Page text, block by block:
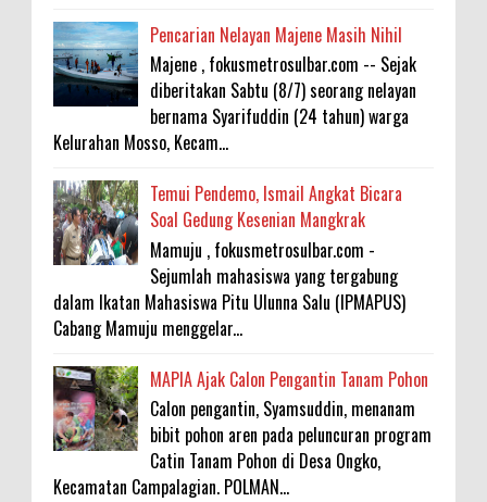
Pencarian Nelayan Majene Masih Nihil
Majene , fokusmetrosulbar.com -- Sejak
diberitakan Sabtu (8/7) seorang nelayan
bernama Syarifuddin (24 tahun) warga
Kelurahan Mosso, Kecam...
Temui Pendemo, Ismail Angkat Bicara
Soal Gedung Kesenian Mangkrak
Mamuju , fokusmetrosulbar.com -
Sejumlah mahasiswa yang tergabung
dalam Ikatan Mahasiswa Pitu Ulunna Salu (IPMAPUS)
Cabang Mamuju menggelar...
MAPIA Ajak Calon Pengantin Tanam Pohon
Calon pengantin, Syamsuddin, menanam
bibit pohon aren pada peluncuran program
Catin Tanam Pohon di Desa Ongko,
Kecamatan Campalagian. POLMAN...